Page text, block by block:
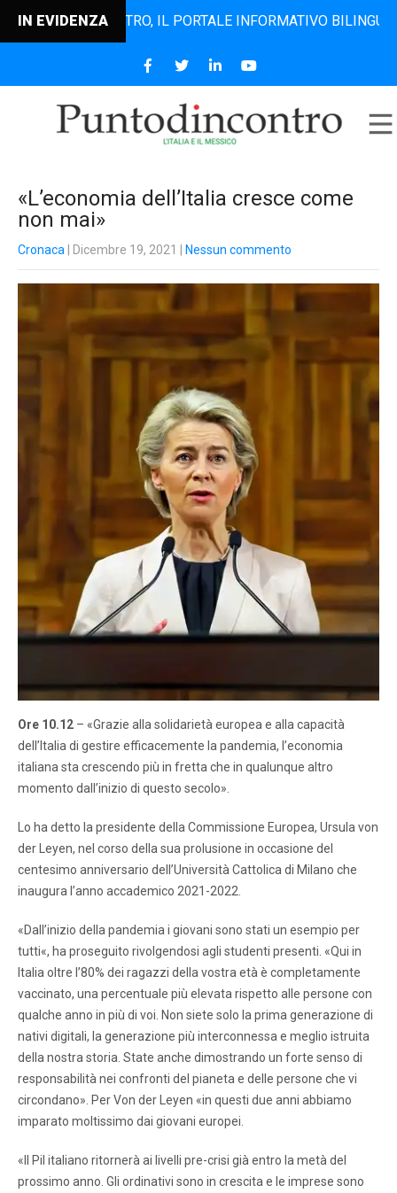
IN EVIDENZA IL PORTALE INFORMATIVO BILINGUE
«L’economia dell’Italia cresce come
non mai»
Cronaca | Dicembre 19, 2021 Nessun commento
Ore 10.12 – «Grazie alla solidarietà europea e alla capacità
dell’Italia di gestire efficacemente la pandemia, l’economia
italiana sta crescendo più in fretta che in qualunque altro
momento dall’inizio di questo secolo».
Lo ha detto la presidente della Commissione Europea, Ursula von
der Leyen, nel corso della sua prolusione in occasione del
centesimo anniversario dell’Università Cattolica di Milano che
inaugura l’anno accademico 2021-2022.
«Dall’inizio della pandemia i giovani sono stati un esempio per
tutti«, ha proseguito rivolgendosi agli studenti presenti. «Qui in
Italia oltre l’80% dei ragazzi della vostra età è completamente
vaccinato, una percentuale più elevata rispetto alle persone con
qualche anno in più di voi. Non siete solo la prima generazione di
nativi digitali, la generazione più interconnessa e meglio istruita
della nostra storia. State anche dimostrando un forte senso di
responsabilità nei confronti del pianeta e delle persone che vi
circondano». Per Von der Leyen «in questi due anni abbiamo
imparato moltissimo dai giovani europei.
«Il Pil italiano ritornerà ai livelli pre-crisi già entro la metà del
prossimo anno. Gli ordinativi sono in crescita e le imprese sono